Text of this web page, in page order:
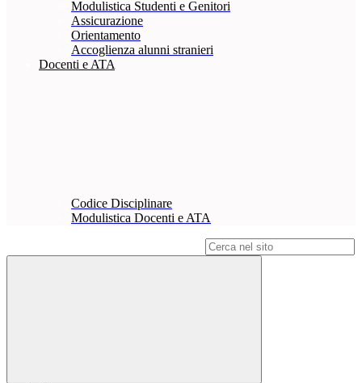
Modulistica Studenti e Genitori
Assicurazione
Orientamento
Accoglienza alunni stranieri
Docenti e ATA
Codice Disciplinare
Modulistica Docenti e ATA